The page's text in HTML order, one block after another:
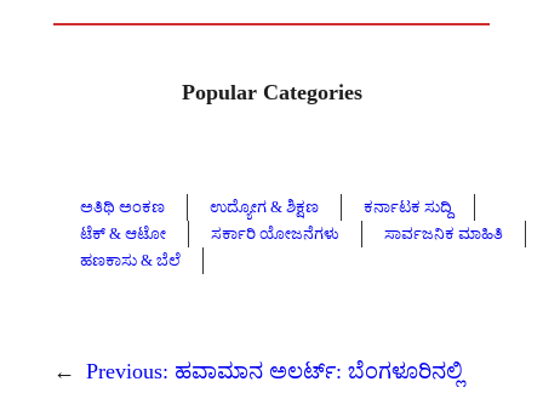
Popular Categories
ಅತಿಥಿ ಅಂಕಣ ಉದ್ಯೋಗ & ಶಿಕ್ಷಣ
ಕರ್ನಾಟಕ ಸುದ್ದಿ
ಟೆಕ್ & ಆಟೋ
ಸರ್ಕಾರಿ ಯೋಜನೆಗಳು
ಸಾರ್ವಜನಿಕ ಮಾಹಿತಿ
ಹಣಕಾಸು & ಬೆಲೆ
← Previous: ಹವಾಮಾನ ಅಲರ್ಟ್: ಬೆಂಗಳೂರಿನಲ್ಲಿ